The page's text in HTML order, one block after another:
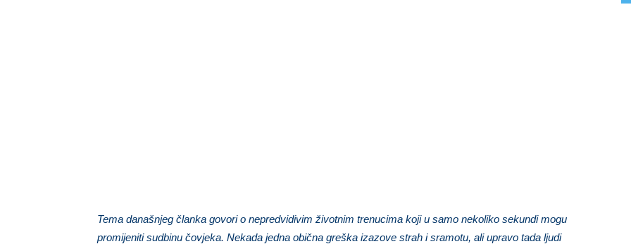
Tema današnjeg članka govori o nepredvidivim životnim trenucima koji u samo nekoliko sekundi mogu
promijeniti sudbinu čovjeka. Nekada jedna obična greška izazove strah i sramotu, ali upravo tada ljudi